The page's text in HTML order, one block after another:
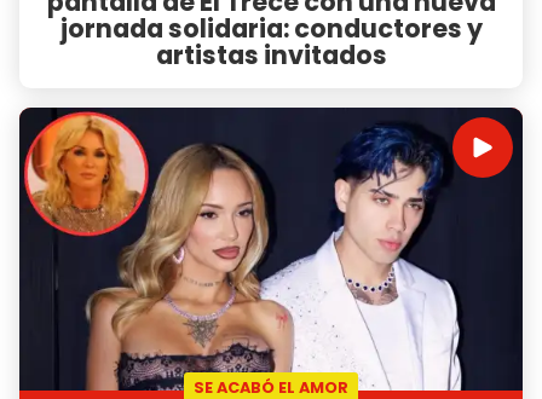
jornada solidaria: conductores y
artistas invitados
SE ACABÓ EL AMOR